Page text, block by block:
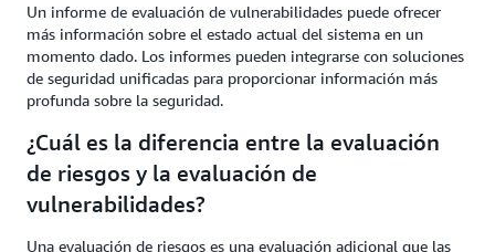
Un informe de evaluación de vulnerabilidades puede ofrecer
más información sobre el estado actual del sistema en un
momento dado. Los informes pueden integrarse con soluciones
de seguridad unificadas para proporcionar información más
profunda sobre la seguridad.
¿Cuál es la diferencia entre la evaluación
de riesgos y la evaluación de
vulnerabilidades?
Una evaluación de riesgos es una evaluación adicional que las